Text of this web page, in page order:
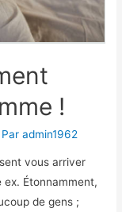
!
Paradmin1962
vous arriver
Étonnamment,
de gens ;